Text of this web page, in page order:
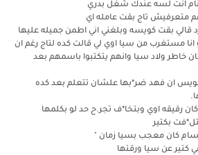
انت لسه عندك شغل بدري
تاج بقت عامله اي
قالي بقت كويسه وبلغني اني اطمن جميله عليها
مستغرب من سيا اوي لي قالت كده لتاج رغم ان
خاطر ولاد سيا وانهم يتكتبوا باسمهم بعد
ان فهد ضر*بها علشان تتعلم بعد كده
رقيقه اوي وبتخا*ف تجر.ح حد لو بكلمها
بكتير
حسام كان معجب بسيا زمان "
كتير عن سيا ورقتها